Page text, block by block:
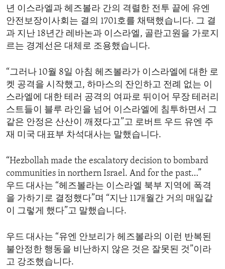
SearchASIA
EUROPE
MIDDLE EAST
SECURITY AND DEFENSE
AID AND DEVELOPMENT
DEMOCRACY AND GOVERNANCE
ECONOMY AND TRADE
ENVIRONMENT AND HEALTH
IDEALS AND INSTITUTIONS
ABOUT US
FOLLOW US
년 이스라엘과 헤즈볼라 간의 격렬한 전투 끝에 유엔
안전보장이사회는 결의 1701호를 채택했습니다. 그 결
과 지난 18년간 레바논과 이스라엘, 골란고원을 가로지
르는 경계선은 대체로 조용했습니다.
“그러나 10월 8일 아침 헤즈볼라가 이스라엘에 대한 로
켓 공격을 시작했고, 하마스의 잔인하고 전례 없는 이
스라엘에 대한 테러 공격의 여파로 뒤이어 무장 테러리
스트들이 블루 라인을 넘어 이스라엘에 침투하면서 그
같은 안정은 산산이 깨졌다고”고 로버트 우드 유엔 주
재 미국 대표부 차석대사는 말했습니다.
“Hezbollah made the escalatory decision to bombard
communities in northern Israel. And for the past…”
우드 대사는 “헤즈볼라는 이스라엘 북부 지역에 폭격
을 가하기로 결정했다”며 “지난 11개월간 거의 매일같
이 그렇게 했다”고 말했습니다.
우드 대사는 “유엔 안보리가 헤즈볼라의 이런 반복된
불안정한 행동을 비난하지 않은 것은 잘못된 것”이라
고 강조했습니다.